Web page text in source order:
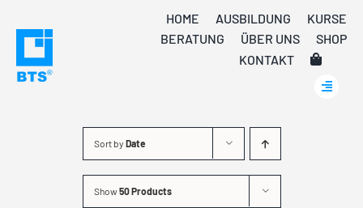
content
HOME AUSBILDUNG
KURSE
BERATUNG
ÜBER UNS
SHOP
KONTAKT
Sort by Date
Show50 Products